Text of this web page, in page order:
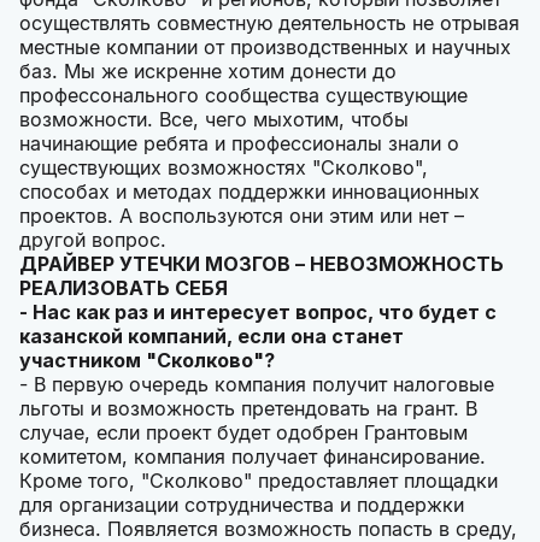
осуществлять совместную деятельность не отрывая
местные компании от производственных и научных
баз. Мы же искренне хотим донести до
профессонального сообщества существующие
возможности. Все, чего мыхотим, чтобы
начинающие ребята и профессионалы знали о
существующих возможностях "Сколково",
способах и методах поддержки инновационных
проектов. А воспользуются они этим или нет –
другой вопрос.
ДРАЙВЕР УТЕЧКИ МОЗГОВ – НЕВОЗМОЖНОСТЬ
РЕАЛИЗОВАТЬ СЕБЯ
- Нас как раз и интересует вопрос, что будет с
казанской компаний, если она станет
участником "Сколково"?
- В первую очередь компания получит налоговые
льготы и возможность претендовать на грант. В
случае, если проект будет одобрен Грантовым
комитетом, компания получает финансирование.
Кроме того, "Сколково" предоставляет площадки
для организации сотрудничества и поддержки
бизнеса. Появляется возможность попасть в среду,